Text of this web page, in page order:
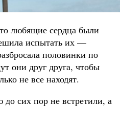
любящие сердца были
испытать их —
половинки по
они друг друга, чтобы
не все находят.
сих пор не встретили, а